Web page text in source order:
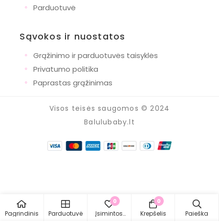
◦ Parduotuvė
Sąvokos ir nuostatos
◦
Grąžinimo ir parduotuvės taisyklės
◦ Privatumo politika
◦ Paprastas grąžinimas
Visos teisės saugomos © 2024
Balulubaby.lt
Pagrindinis Parduotuvė
0
Įsimintos
0
Krepšelis Paieška